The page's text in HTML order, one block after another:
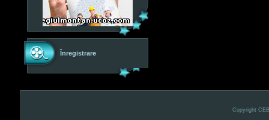
Înregistrare
Copyright